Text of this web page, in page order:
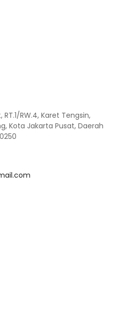
RW.4, Karet Tengsin,
Kota Jakarta Pusat, Daerah